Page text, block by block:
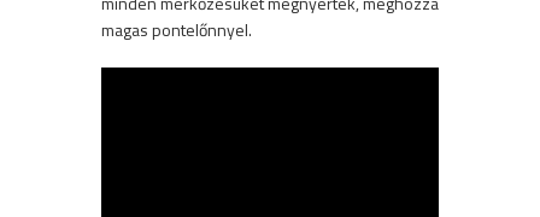
magas pontelőnnyel.